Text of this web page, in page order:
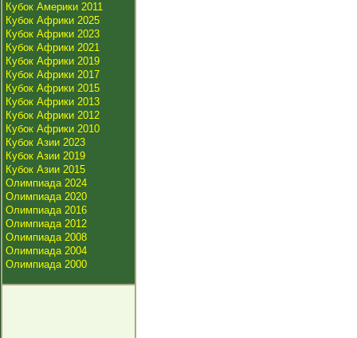
Кубок Америки 2011
Кубок Африки 2025
Кубок Африки 2023
Кубок Африки 2021
Кубок Африки 2019
Кубок Африки 2017
Кубок Африки 2015
Кубок Африки 2013
Кубок Африки 2012
Кубок Африки 2010
Кубок Азии 2023
Кубок Азии 2019
Кубок Азии 2015
Олимпиада 2024
Олимпиада 2020
Олимпиада 2016
Олимпиада 2012
Олимпиада 2008
Олимпиада 2004
Олимпиада 2000